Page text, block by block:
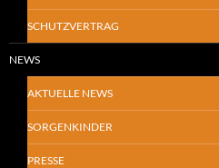
SCHUTZVERTRAG
NEWS
AKTUELLE NEWS
SORGENKINDER
PRESSE